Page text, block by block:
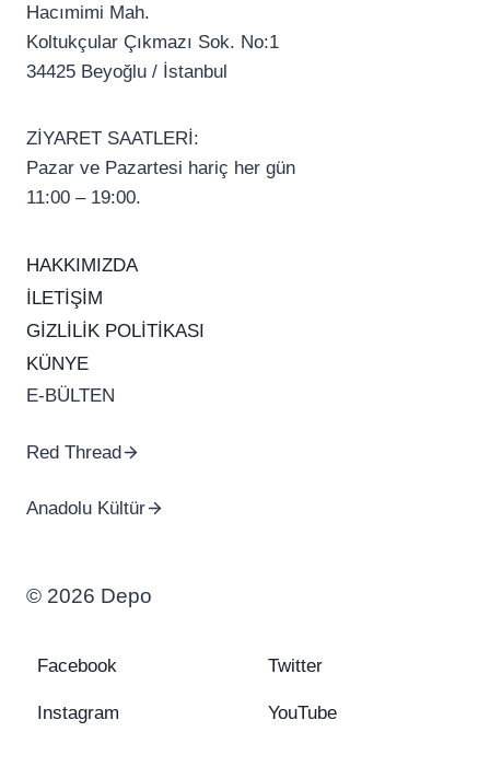
Hacımimi Mah.
Koltukçular Çıkmazı Sok. No:1
34425 Beyoğlu / İstanbul
ZİYARET SAATLERİ:
Pazar ve Pazartesi hariç her gün
11:00 – 19:00.
HAKKIMIZDA
İLETİŞİM
GİZLİLİK POLİTİKASI
KÜNYE
E-BÜLTEN
Red Thread
Anadolu Kültür
© 2026 Depo
Facebook Twitter
Instagram YouTube